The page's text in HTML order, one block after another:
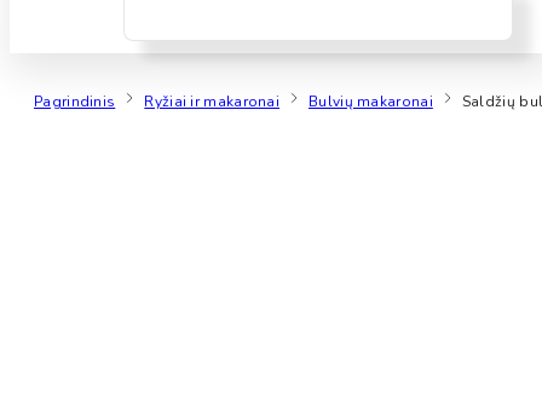
Pagrindinis Ryžiai ir makaronai Bulvių makaronai Saldžių